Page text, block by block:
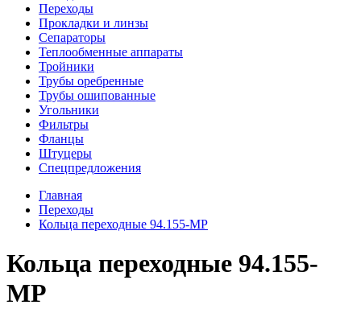
Переходы
Прокладки и линзы
Сепараторы
Теплообменные аппараты
Тройники
Трубы оребренные
Трубы ошипованные
Угольники
Фильтры
Фланцы
Штуцеры
Спецпредложения
Главная
Переходы
Кольца переходные 94.155-МР
Кольца переходные 94.155-
МР